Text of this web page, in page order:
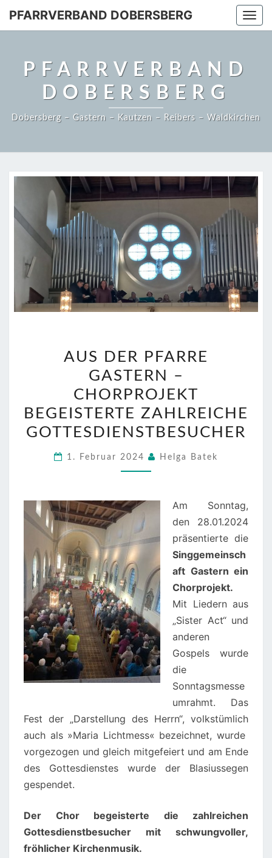
PFARRVERBAND DOBERSBERG
PFARRVERBAND
DOBERSBERG
Dobersberg – Gastern – Kautzen – Reibers – Waldkirchen
DER
PFARRE
GASTERN
CHORPROJEKT
ZAHLREICHE
AUS DER PFARRE
GASTERN –
CHORPROJEKT
BEGEISTERTE ZAHLREICHE
GOTTESDIENSTBESUCHER
1. Februar 2024 Helga Batek
Am Sonntag,
den 28.01.2024
präsentierte die
Singgemeinsch
aft Gastern ein
Chorprojekt.
Mit Liedern aus
„Sister Act“ und
anderen
Gospels wurde
die
Sonntagsmesse
umrahmt. Das
Fest der „Darstellung des Herrn“, volkstümlich
auch als »Maria Lichtmess« bezeichnet, wurde
vorgezogen und gleich mitgefeiert und am Ende
des Gottesdienstes wurde der Blasiussegen
gespendet.
Der Chor begeisterte die zahlreichen
Gottesdienstbesucher mit schwungvoller,
fröhlicher Kirchenmusik.